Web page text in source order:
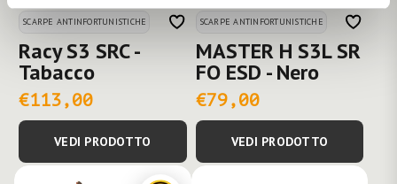
SCARPE ANTINFORTUNISTICHE
Racy S3 SRC -
Tabacco
€113,00
VEDI PRODOTTO
SCARPE ANTINFORTUNISTICHE
MASTER H S3L SR
FO ESD - Nero
€79,00
VEDI PRODOTTO